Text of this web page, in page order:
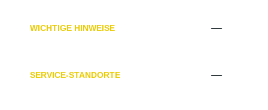
WICHTIGE HINWEISE
SERVICE-STANDORTE